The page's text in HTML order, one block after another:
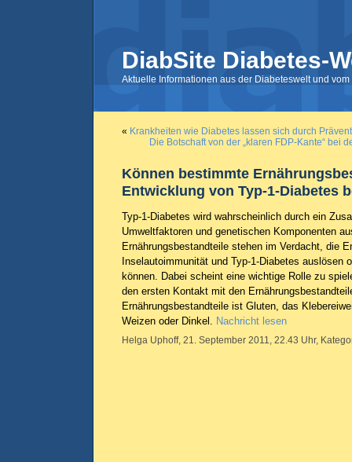
DiabSite Diabetes-
Aktuelle Informationen aus der Diabeteswelt und
« Krankheiten wie Diabetes lassen sich durch
Die Botschaft von der „klaren FDP-Kante“ bei
Können bestimmte
Entwicklung von Typ-1-Diabetes
Typ-1-Diabetes wird wahrscheinlich durch ein
Umweltfaktoren und genetischen Komponenten
Ernährungsbestandteile stehen im Verdacht, die
Inselautoimmunität und Typ-1-Diabetes auslösen
können. Dabei scheint eine wichtige Rolle zu
den ersten Kontakt mit den
Ernährungsbestandteile ist Gluten, das
Weizen oder Dinkel. Nachricht lesen
Helga Uphoff, 21. September 2011, 22.43 Uhr,